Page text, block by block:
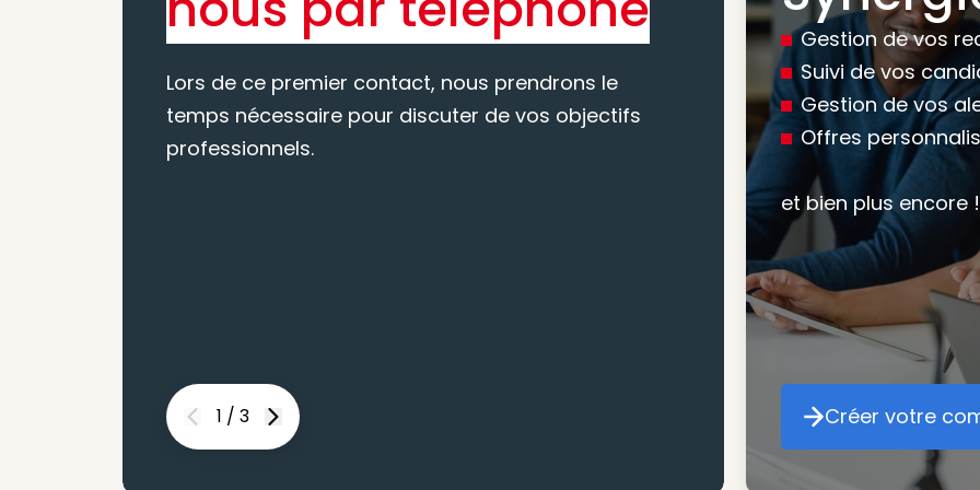
Lors de ce premier contact, nous prendrons le
temps nécessaire pour discuter de vos objectifs
professionnels.
Nous vous
votre recherche,
mesure pour
atteindre vos
1 / 3
Next
Gestion de vos
Suivi de vos
Gestion de vos
Offres
et bien plus encore !
Créer votre